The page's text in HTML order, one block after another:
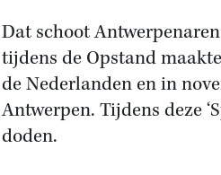
Dat schoot
tijdens de Opstand
de Nederlanden en in
Antwerpen. Tijdens deze
doden.